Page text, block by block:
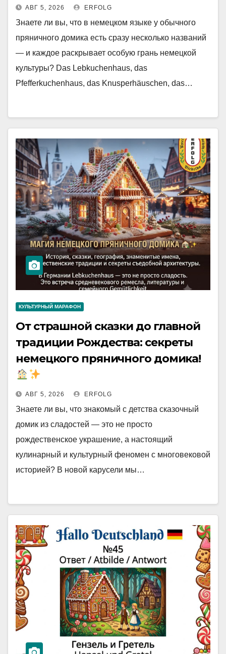
АВГ 5, 2026 ERFOLG
Знаете ли вы, что в немецком языке у обычного
пряничного домика есть сразу несколько названий
— и каждое раскрывает особую грань немецкой
культуры? Das Lebkuchenhaus, das
Pfefferkuchenhaus, das Knusperhäuschen, das…
КУЛЬТУРНЫЙ МАРАФОН
От страшной сказки до главной
традиции Рождества: секреты
немецкого пряничного домика!
АВГ 5, 2026 ERFOLG
Знаете ли вы, что знакомый с детства сказочный
домик из сладостей — это не просто
рождественское украшение, а настоящий
кулинарный и культурный феномен с многовековой
историей? В новой карусели мы…